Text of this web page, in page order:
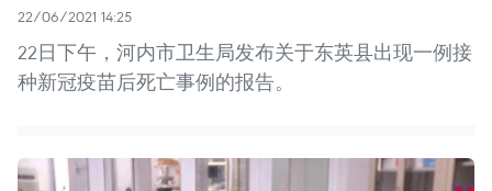
22/06/2021 14:25
22日下午，河内市卫生局发布关于东英县出现一例接
种新冠疫苗后死亡事例的报告。